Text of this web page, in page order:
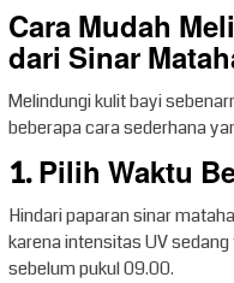
Cara Mudah
dari Sinar
Melindungi kulit bayi
beberapa cara sederhana
1. Pilih Waktu
Hindari paparan sinar
karena intensitas UV sedang
sebelum pukul 09.00.